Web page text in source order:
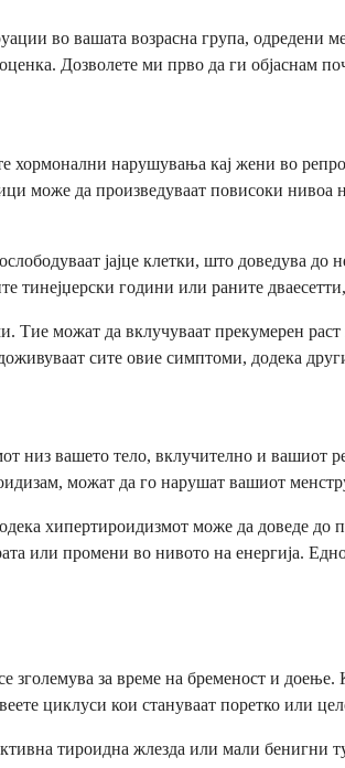
во вашата возрасна група, одредени
Дозволете ми прво да ги објаснам
нарушувања кај жени во
може да произведуваат повисоки
јајце клетки, што доведува
тинејџерски години или раните
можат да вклучуваат прекумерен раст
сите овие симптоми, додека
низ вашето тело, вклучително и вашиот
можат да го нарушат вашиот
хипертироидизмот може да доведе
или промени во нивото на енергија.
за време на бременост и доење.
циклуси кои стануваат поретко или
тироидна жлезда или мали